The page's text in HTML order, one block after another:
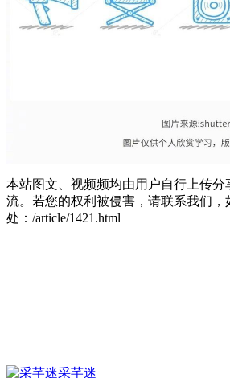
本站图文、视频频均由用户自行上传分
流。若您的权利被侵害，请联系我们，
处：/article/1421.html
采芊迷